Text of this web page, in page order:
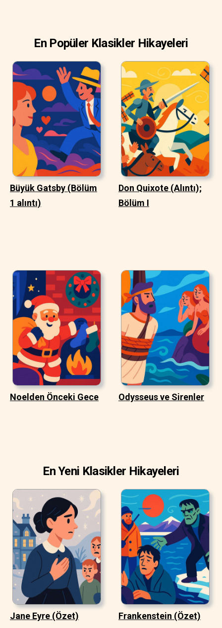
En Popüler Klasikler Hikayeleri
Büyük Gatsby (Bölüm
1 alıntı)
Don Quixote (Alıntı);
Bölüm I
Noelden Önceki Gece Odysseus ve Sirenler
En Yeni Klasikler Hikayeleri
Jane Eyre (Özet) Frankenstein (Özet)